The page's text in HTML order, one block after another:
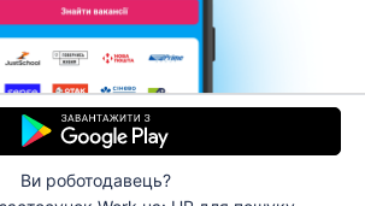
Ви роботодавець?
Сервіс пошуку роботи №1 в